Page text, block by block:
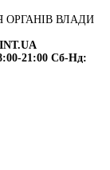
ОРГАНІВ ВЛАДИ
21:00 Сб-Нд: